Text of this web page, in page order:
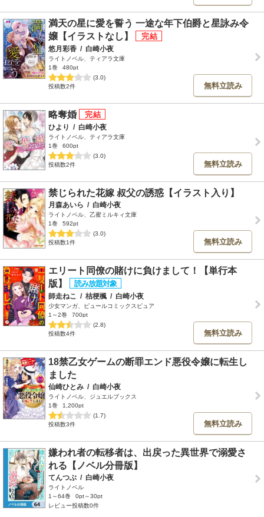
満天の星に愛を誓う 一途な年下伯爵と星詠み令
嬢【イラストなし】
悠月彩香 / 白崎小夜
ライトノベル、ティアラ文庫
1巻
480pt
(3.0)
投稿数2件
無料立読み
略奪婚
ひより / 白崎小夜
ライトノベル、ティアラ文庫
1巻
600pt
(3.0)
投稿数2件
無料立読み
禁じられた花嫁 叔父の誘惑【イラスト入り】
月森あいら / 白崎小夜
ライトノベル、乙蜜ミルキィ文庫
1巻
592pt
(3.0)
投稿数1件
無料立読み
エリート同僚の賭けに負けまして！【単行本
版】
師走ねこ / 桔梗楓 / 白崎小夜
少女マンガ、ピュールコミックスピュア
1～2巻
700pt
(2.8)
投稿数4件
無料立読み
18禁乙女ゲームの断罪エンド悪役令嬢に転生し
ました
仙崎ひとみ / 白崎小夜
ライトノベル、ジュエルブックス
1巻
1,200pt
(1.7)
投稿数3件
無料立読み
嫌われ者の転移者は、出戻った異世界で溺愛さ
れる【ノベル分冊版】
てんつぶ / 白崎小夜
ライトノベル
1～64巻
0pt～30pt
レビュー投稿数0件